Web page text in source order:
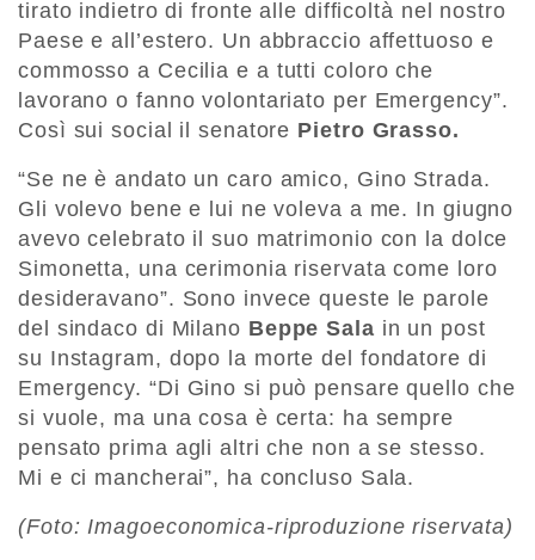
tirato indietro di fronte alle difficoltà nel nostro
Paese e all’estero. Un abbraccio affettuoso e
commosso a Cecilia e a tutti coloro che
lavorano o fanno volontariato per Emergency”.
Così sui social il senatore Pietro Grasso.
“Se ne è andato un caro amico, Gino Strada.
Gli volevo bene e lui ne voleva a me. In giugno
avevo celebrato il suo matrimonio con la dolce
Simonetta, una cerimonia riservata come loro
desideravano”. Sono invece queste le parole
del sindaco di Milano Beppe Sala in un post
su Instagram, dopo la morte del fondatore di
Emergency. “Di Gino si può pensare quello che
si vuole, ma una cosa è certa: ha sempre
pensato prima agli altri che non a se stesso.
Mi e ci mancherai”, ha concluso Sala.
(Foto: Imagoeconomica-riproduzione riservata)